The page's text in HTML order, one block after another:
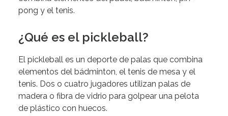
pong y el tenis.
¿Qué es el pickleball?
El pickleball es un deporte de palas que combina
elementos del bádminton, el tenis de mesa y el
tenis.​ Dos o cuatro jugadores utilizan palas de
madera o fibra de vidrio para golpear una pelota
de plástico con huecos.